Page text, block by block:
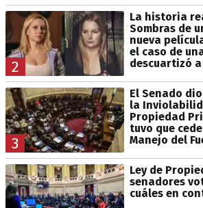
2
La historia
Sombras de
nueva
el caso de
descuartizó
3
El Senado
la
Propiedad
tuvo que
Manejo del
Ley de
senadores
cuáles en